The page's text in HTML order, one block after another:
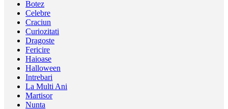
Botez
Celebre
Craciun
Curiozitati
Dragoste
Fericire
Haioase
Halloween
Intrebari
La Multi Ani
Martisor
Nunta